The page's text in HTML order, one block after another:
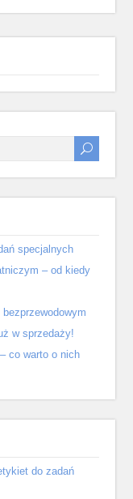
specjalnych
– od kiedy
w sprzedaży!
co warto o nich
do zadań